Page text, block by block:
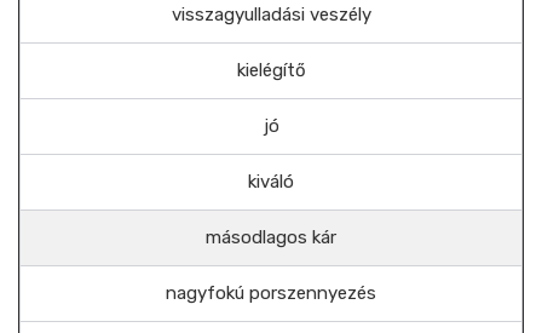
visszagyulladási veszély
kielégítő
jó
kiváló
másodlagos kár
nagyfokú porszennyezés